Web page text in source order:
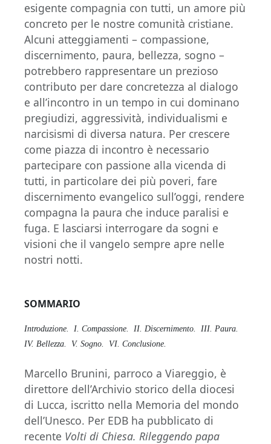
esigente compagnia con tutti, un amore più
concreto per le nostre comunità cristiane.
Alcuni atteggiamenti – compassione,
discernimento, paura, bellezza, sogno –
potrebbero rappresentare un prezioso
contributo per dare concretezza al dialogo
e all’incontro in un tempo in cui dominano
pregiudizi, aggressività, individualismi e
narcisismi di diversa natura. Per crescere
come piazza di incontro è necessario
partecipare con passione alla vicenda di
tutti, in particolare dei più poveri, fare
discernimento evangelico sull’oggi, rendere
compagna la paura che induce paralisi e
fuga. E lasciarsi interrogare da sogni e
visioni che il vangelo sempre apre nelle
nostri notti.
SOMMARIO
Introduzione. I. Compassione. II. Discernimento.
III. Paura.
IV. Bellezza.
V. Sogno. VI. Conclusione.
Marcello Brunini, parroco a Viareggio, è
direttore dell’Archivio storico della diocesi
di Lucca, iscritto nella Memoria del mondo
dell’Unesco. Per EDB ha pubblicato di
recente Volti di Chiesa. Rileggendo papa